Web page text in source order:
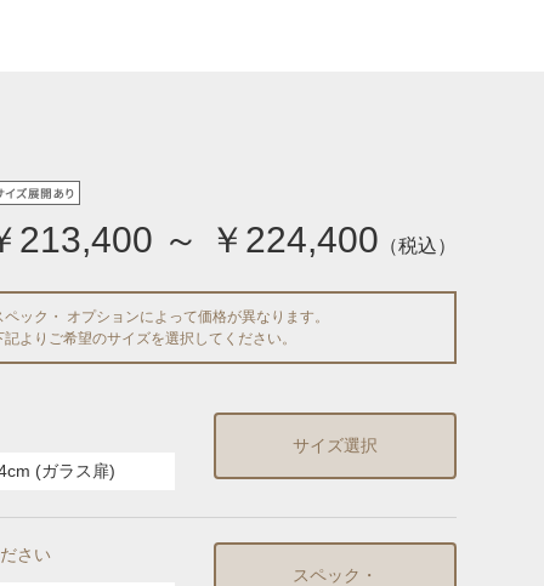
213,400 ～ ￥224,400 （税込）
ック・ オプションによって価格が異なります。
よりご希望のサイズを選択してください。
(ガラス扉)
サイズ選択
さい
スペック・